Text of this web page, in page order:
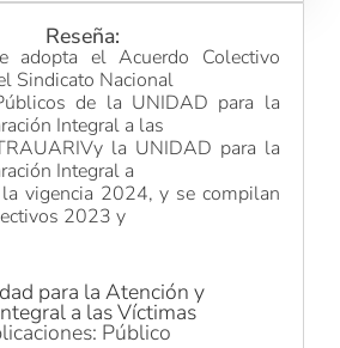
Reseña:
adopta el Acuerdo Colectivo
Sindicato Nacional
de la UNIDAD para la
Integral a las
la UNIDAD para la
Integral a
vigencia 2024, y se compilan
2023 y
para la Atención y
a las Víctimas
Público